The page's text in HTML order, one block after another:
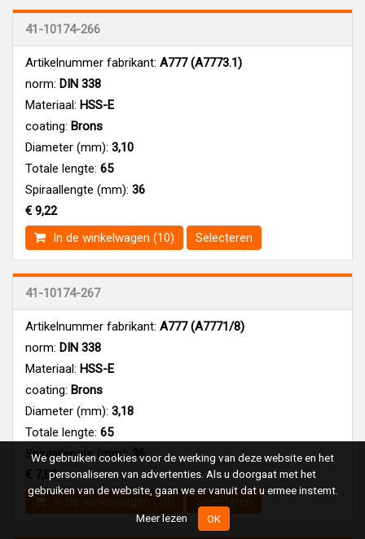
41-10174-266
Artikelnummer fabrikant: A777 (A7773.1)
norm: DIN 338
Materiaal: HSS-E
coating: Brons
Diameter (mm): 3,10
Totale lengte: 65
Spiraallengte (mm): 36
€ 9,22
In de winkelwagen (10)
Selecteren
41-10174-267
Artikelnummer fabrikant: A777 (A7771/8)
norm: DIN 338
Materiaal: HSS-E
coating: Brons
Diameter (mm): 3,18
Totale lengte: 65
Spiraallengte (mm):36
€ 7,88
In de winkelwagen (10)
Selecteren
We gebruiken cookies voor de werking van deze website en het
personaliseren van advertenties. Als u doorgaat met het
gebruiken van de website, gaan we er vanuit dat u ermee instemt.
Meer lezen OK